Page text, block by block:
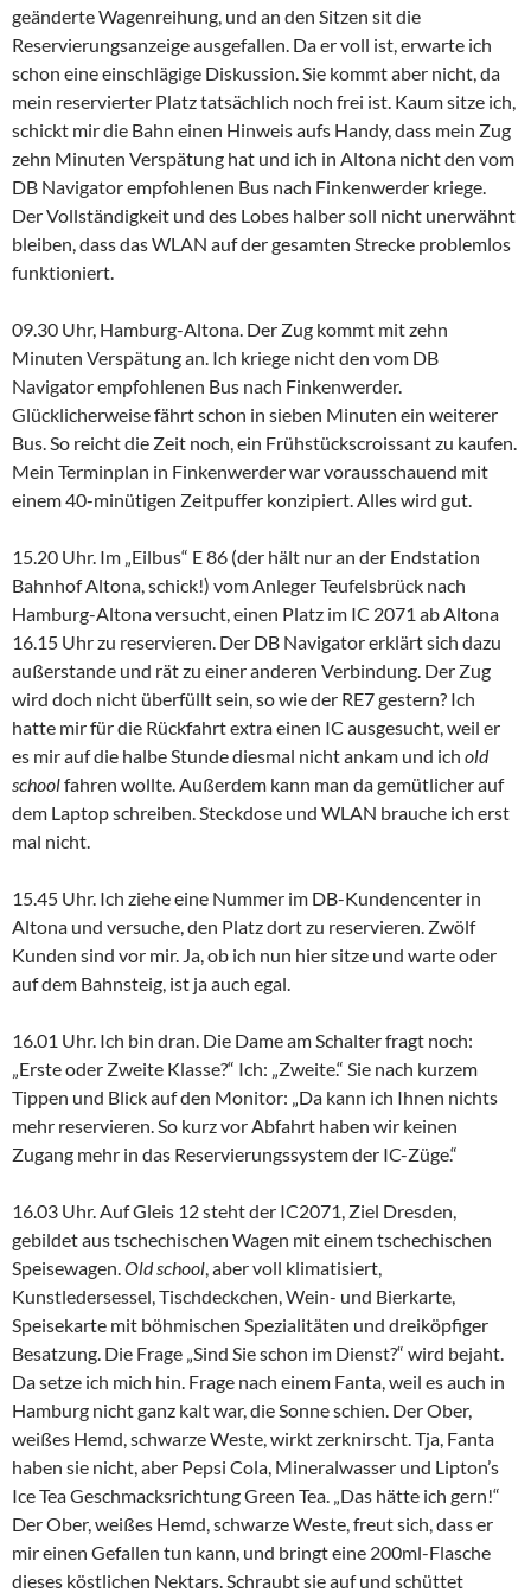
geänderte Wagenreihung, und an den Sitzen sit die
Reservierungsanzeige ausgefallen. Da er voll ist, erwarte ich
schon eine einschlägige Diskussion. Sie kommt aber nicht, da
mein reservierter Platz tatsächlich noch frei ist. Kaum sitze ich,
schickt mir die Bahn einen Hinweis aufs Handy, dass mein Zug
zehn Minuten Verspätung hat und ich in Altona nicht den vom
DB Navigator empfohlenen Bus nach Finkenwerder kriege.
Der Vollständigkeit und des Lobes halber soll nicht unerwähnt
bleiben, dass das WLAN auf der gesamten Strecke problemlos
funktioniert.
09.30 Uhr, Hamburg-Altona. Der Zug kommt mit zehn
Minuten Verspätung an. Ich kriege nicht den vom DB
Navigator empfohlenen Bus nach Finkenwerder.
Glücklicherweise fährt schon in sieben Minuten ein weiterer
Bus. So reicht die Zeit noch, ein Frühstückscroissant zu kaufen.
Mein Terminplan in Finkenwerder war vorausschauend mit
einem 40-minütigen Zeitpuffer konzipiert. Alles wird gut.
15.20 Uhr. Im „Eilbus“ E 86 (der hält nur an der Endstation
Bahnhof Altona, schick!) vom Anleger Teufelsbrück nach
Hamburg-Altona versucht, einen Platz im IC 2071 ab Altona
16.15 Uhr zu reservieren. Der DB Navigator erklärt sich dazu
außerstande und rät zu einer anderen Verbindung. Der Zug
wird doch nicht überfüllt sein, so wie der RE7 gestern? Ich
hatte mir für die Rückfahrt extra einen IC ausgesucht, weil er
es mir auf die halbe Stunde diesmal nicht ankam und ich old
schoolfahren wollte. Außerdem kann man da gemütlicher auf
dem Laptop schreiben. Steckdose und WLAN brauche ich erst
mal nicht.
15.45 Uhr. Ich ziehe eine Nummer im DB-Kundencenter in
Altona und versuche, den Platz dort zu reservieren. Zwölf
Kunden sind vor mir. Ja, ob ich nun hier sitze und warte oder
auf dem Bahnsteig, ist ja auch egal.
16.01 Uhr. Ich bin dran. Die Dame am Schalter fragt noch:
„Erste oder Zweite Klasse?“ Ich: „Zweite.“ Sie nach kurzem
Tippen und Blick auf den Monitor: „Da kann ich Ihnen nichts
mehr reservieren. So kurz vor Abfahrt haben wir keinen
Zugang mehr in das Reservierungssystem der IC-Züge.“
16.03 Uhr. Auf Gleis 12 steht der IC2071, Ziel Dresden,
gebildet aus tschechischen Wagen mit einem tschechischen
Speisewagen.Old school, aber voll klimatisiert,
Kunstledersessel, Tischdeckchen, Wein- und Bierkarte,
Speisekarte mit böhmischen Spezialitäten und dreiköpfiger
Besatzung. Die Frage „Sind Sie schon im Dienst?“ wird bejaht.
Da setze ich mich hin. Frage nach einem Fanta, weil es auch in
Hamburg nicht ganz kalt war, die Sonne schien. Der Ober,
weißes Hemd, schwarze Weste, wirkt zerknirscht. Tja, Fanta
haben sie nicht, aber Pepsi Cola, Mineralwasser und Lipton’s
Ice Tea Geschmacksrichtung Green Tea. „Das hätte ich gern!“
Der Ober, weißes Hemd, schwarze Weste, freut sich, dass er
mir einen Gefallen tun kann, und bringt eine 200ml-Flasche
dieses köstlichen Nektars. Schraubt sie auf und schüttet